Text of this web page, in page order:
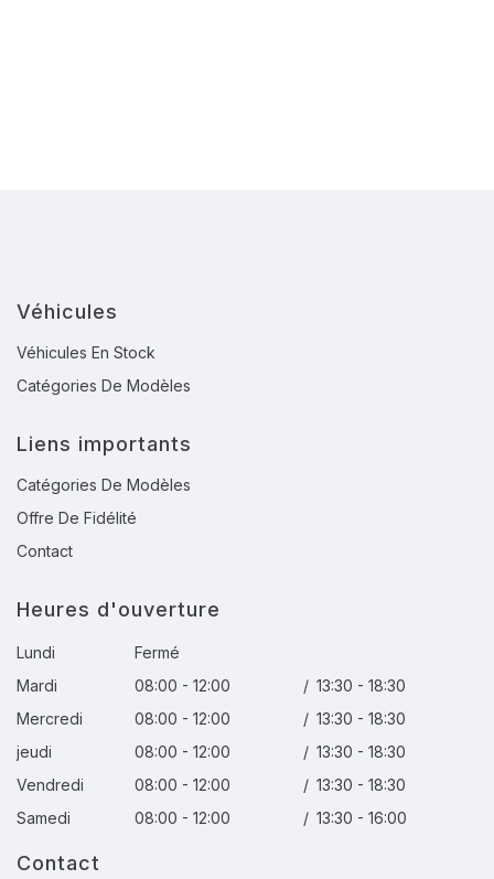
Véhicules
Véhicules En Stock
Catégories De Modèles
Liens importants
Catégories De Modèles
Offre De Fidélité
Contact
Heures d'ouverture
Lundi
Fermé
Mardi
08:00 - 12:00 / 13:30 - 18:30
Mercredi
08:00 - 12:00 / 13:30 - 18:30
jeudi
08:00 - 12:00 / 13:30 - 18:30
Vendredi
08:00 - 12:00 / 13:30 - 18:30
Samedi
08:00 - 12:00 / 13:30 - 16:00
Contact